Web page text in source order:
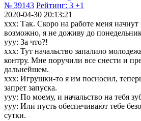
№ 39143 Рейтинг: 3 +1
2020-04-30 20:13:21
xxx: Так. Скоро на работе меня
возможно, я не доживу до
yyy: За что?!
xxx: Тут начальство запалило
контру. Мне поручили все снести и
дальнейшем.
xxx: Игрушки-то я им посносил,
запрет запуска.
yyy: По моему, и начальство на тебя
yyy: Или пусть обеспечивают тебе
сутки.